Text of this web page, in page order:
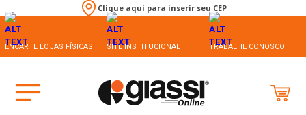
Clique aqui para inserir seu CEP
ENCARTE LOJAS FÍSICAS SITE INSTITUCIONAL TRABALHE CONOSCO